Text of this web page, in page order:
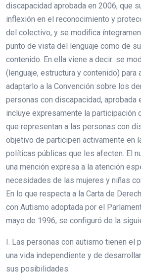
discapacidad aprobada en 2006, que
inflexión en el reconocimiento y
del colectivo, y se modifica
punto de vista del lenguaje como de
contenido. En ella viene a decir: se
(lenguaje, estructura y contenido) para
adaptarlo a la Convención sobre los
personas con discapacidad, aprobada
incluye expresamente la participación
que representan a las personas con
objetivo de participen activamente en
políticas públicas que les afecten. El
una mención expresa a la atención
necesidades de las mujeres y niñas
En lo que respecta a la Carta de
con Autismo adoptada por el
mayo de 1996, se configuró de la
I. Las personas con autismo tienen el
una vida independiente y de
sus posibilidades.